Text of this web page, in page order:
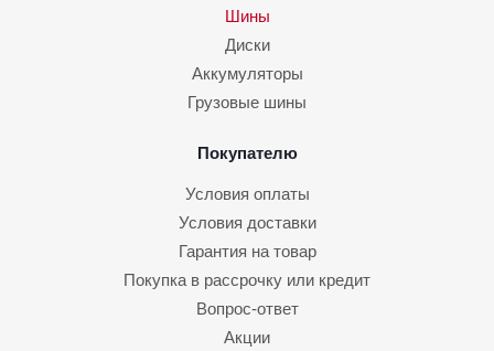
Шины
Диски
Аккумуляторы
Грузовые шины
Покупателю
Условия оплаты
Условия доставки
Гарантия на товар
Покупка в рассрочку или кредит
Вопрос-ответ
Акции